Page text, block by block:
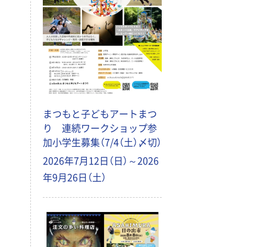
まつもと子どもアートまつ
り 連続ワークショップ参
加小学生募集（7/4（土）〆切）
2026年7月12日（日）～2026
年9月26日（土）